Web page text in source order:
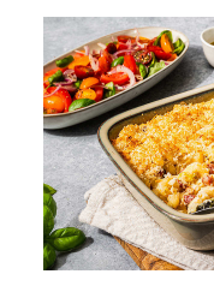
Grøntavdelingen
Oppskrifter
Kunnskapshjørnet